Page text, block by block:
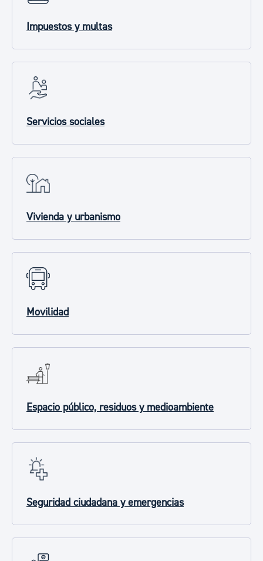
Impuestos y multas
Servicios sociales
Vivienda y urbanismo
Movilidad
Espacio público, residuos y medioambiente
Seguridad ciudadana y emergencias